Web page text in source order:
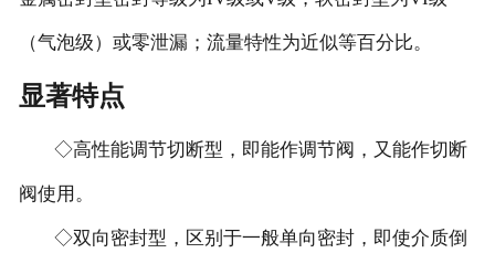
（气泡级）或零泄漏；流量特性为近似等百分比。
显著特点
◇高性能调节切断型，即能作调节阀，又能作切断
阀使用。
◇双向密封型，区别于一般单向密封，即使介质倒